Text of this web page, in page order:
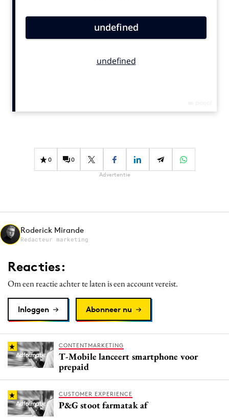
Carriere
Diversiteit
Interne communicatie
Martech
Media
PR
Programmatic
Purpose Marketing
Reputatie & crisis
0 0
Advertentie
Roderick Mirande
Redacteur marketing
Reacties:
Om een reactie achter te laten is een account vereist.
Inloggen Abonneer nu
CONTENTMARKETING
T-Mobile lanceert smartphone voor
prepaid
CUSTOMER EXPERIENCE
P&G stoot farmatak af